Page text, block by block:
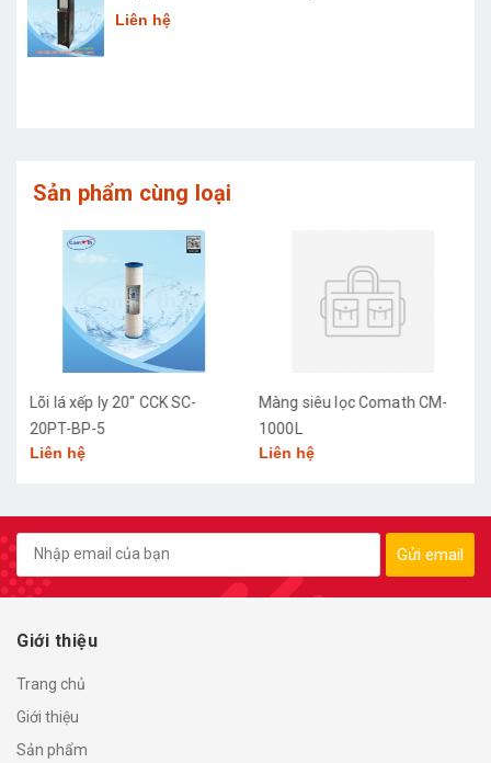
Smart CM3668
Liên hệ
Sản phẩm cùng loại
Lõi lá xếp ly 20" CCK SC-
20PT-BP-5
Liên hệ
Màng siêu lọc Comath CM-
1000L
Liên hệ
Gửi email
Giới thiệu
Trang chủ
Giới thiệu
Sản phẩm